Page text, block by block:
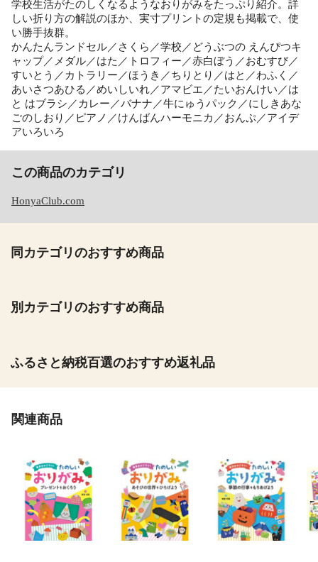
学校生活がたのしくなるようなおりがみをたっぷり紹介。詳
しい折り方の解説のほか、実寸プリントの定規も掲載で、使
い勝手抜群。
かんたんランドセル／さくら／学校／どうぶつの えんぴつキ
ャップ／メダル／はた／トロフィー／赤白ぼう／おむすび／
すいとう／カトラリー／ほうき／ちりとり／はと／わふく／
あいさつあひる／めいしいれ／アマビエ／たいおんけい／は
と はブラシ／カレー／バナナ／牛にゅうパック／にしきあな
ごのしおり／ピアノ／けんばんハーモニカ／おんぷ／アイデ
アいろいろ
この商品のカテゴリ
HonyaClub.com
同カテゴリのおすすめ商品
別カテゴリのおすすめ商品
ふるさと納税百選のおすすめ返礼品
関連商品